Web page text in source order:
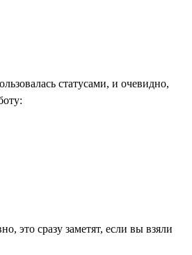
статусами, и очевидно,
это сразу заметят, если вы взяли